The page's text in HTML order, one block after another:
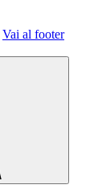
Vai al footer